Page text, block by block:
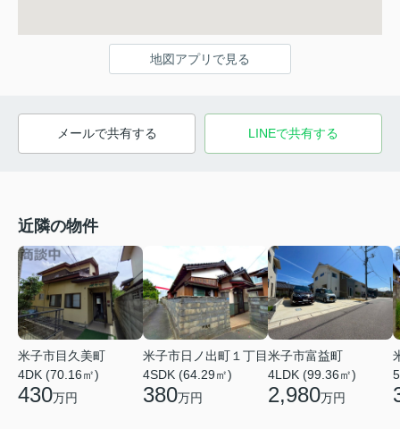
地図アプリで見る
メールで共有する LINEで共有する
近隣の物件
米子市目久美町
4DK (70.16㎡)
430万円
米子市日ノ出町１丁目
4SDK (64.29㎡)
380万円
米子市富益町
4LDK (99.36㎡)
2,980万円